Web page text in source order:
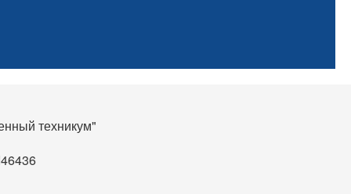
техникум"